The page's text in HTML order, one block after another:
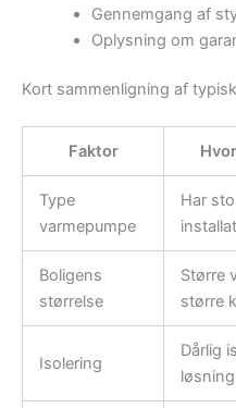
Gennemgang af
Oplysning om
Kort sammenligning af
Faktor
Type
varmepumpe
Har
Boligens
størrelse
Større
større
Isolering
Dårlig